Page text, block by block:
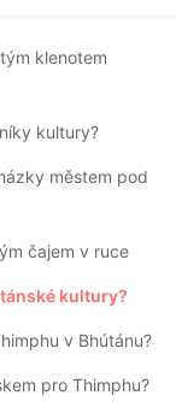
klenotem
kultury?
městem pod
čajem v ruce
kultury?
v Bhútánu?
pro Thimphu?